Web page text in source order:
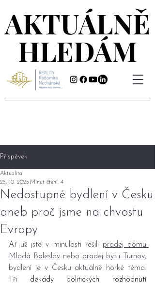
AKTUÁLNĚ
HLEDÁM
AKTUÁLNĚ
HLEDÁM
Příspěvek
Nedostupné bydlení v Česku
aneb proč jsme na chvostu
Evropy
Aktualita
25. 10. 2025 Minut čtení: 4
Ať už jste v minulosti řešili prodej domu
Mladá Boleslav nebo prodej bytu Turnov,
Tři dekády politických rozhodnutí